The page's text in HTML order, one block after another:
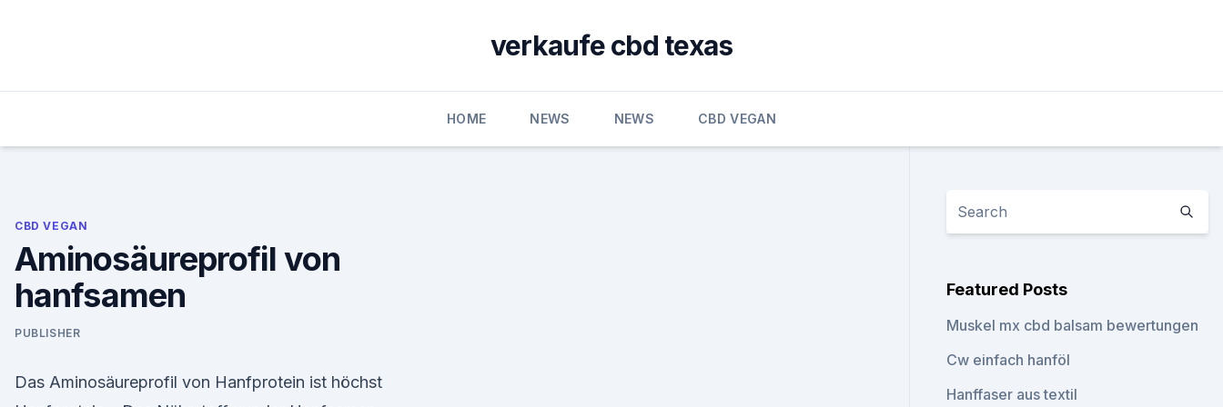
verkaufe cbd texas
HOME NEWS NEWS CBD VEGAN
CBD VEGAN
Aminosäureprofil von
hanfsamen
PUBLISHER
Das Aminosäureprofil von Hanfprotein ist höchst
Featured Posts
Muskel mx cbd balsam bewertungen
Cw einfach hanföl
Hanffaser aus textil